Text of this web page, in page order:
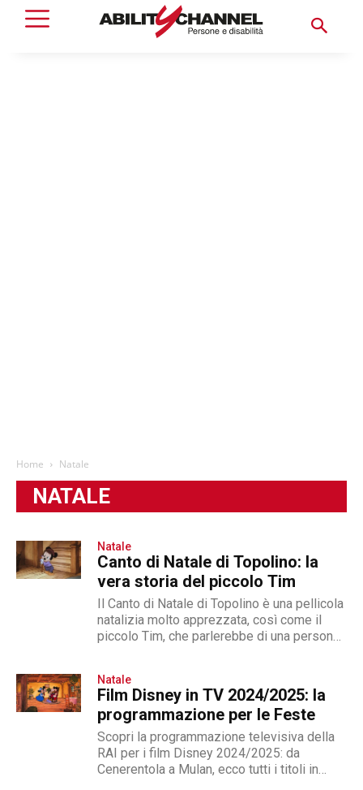
Home Natale
NATALE
Natale
Canto di Natale di Topolino: la
vera storia del piccolo Tim
Il Canto di Natale di Topolino è una pellicola
natalizia molto apprezzata, così come il
piccolo Tim, che parlerebbe di una persona
Natale
Film Disney in TV 2024/2025: la
programmazione per le Feste
Scopri la programmazione televisiva della
RAI per i film Disney 2024/2025: da
Cenerentola a Mulan, ecco tutti i titoli in